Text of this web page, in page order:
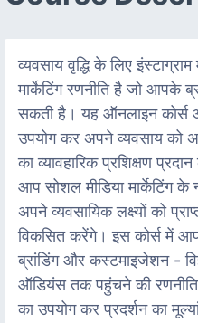
व्यवसाय वृद्धि के लिए
मार्केटिंग रणनीति है जो आपके
सकती है। यह ऑनलाइन कोर्स
उपयोग कर अपने व्यवसाय को
का व्यावहारिक प्रशिक्षण
आप सोशल मीडिया मार्केटिंग
अपने व्यवसायिक लक्ष्यों को
विकसित करेंगे। इस कोर्स में
ब्रांडिंग और कस्टमाइजेशन -
ऑडियंस तक पहुंचने की
का उपयोग कर प्रदर्शन का